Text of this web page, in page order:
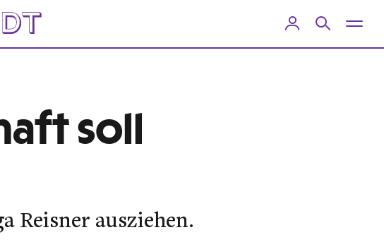
soll
Reisner ausziehen.